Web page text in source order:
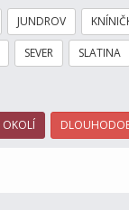
JUNDROV
SEVER SLATINA
OKOLÍ